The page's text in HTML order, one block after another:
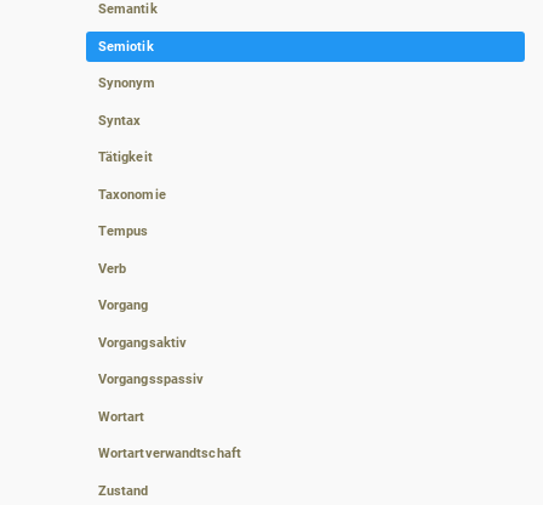
Semantik
Semiotik
Synonym
Syntax
Tätigkeit
Taxonomie
Tempus
Verb
Vorgang
Vorgangsaktiv
Vorgangsspassiv
Wortart
Wortartverwandtschaft
Zustand